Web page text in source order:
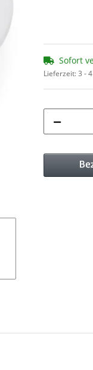
Sofort
Lieferzeit:3 -